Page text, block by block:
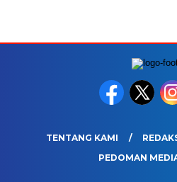
TENTANG KAMI
PEDOMAN